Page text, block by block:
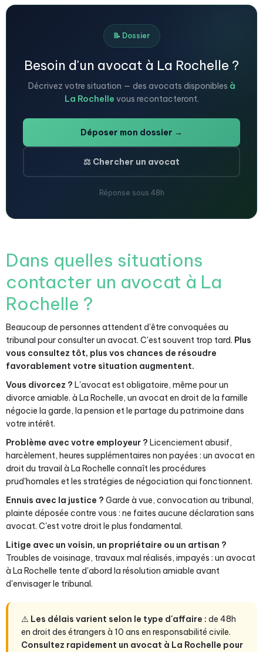
📝 Dossier
Besoin d'un avocat à La Rochelle ?
Décrivez votre situation — des avocats disponibles à
La Rochelle vous recontacteront.
Déposer mon dossier →
⚖️ Chercher un avocat
Réponse sous 48h
Dans quelles situations
contacter un avocat à La
Rochelle ?
Beaucoup de personnes attendent d'être convoquées au
tribunal pour consulter un avocat. C'est souvent trop tard. Plus
vous consultez tôt, plus vos chances de résoudre
favorablement votre situation augmentent.
Vous divorcez ? L'avocat est obligatoire, même pour un
divorce amiable. à La Rochelle, un avocat en droit de la famille
négocie la garde, la pension et le partage du patrimoine dans
votre intérêt.
Problème avec votre employeur ? Licenciement abusif,
harcèlement, heures supplémentaires non payées : un avocat en
droit du travail à La Rochelle connaît les procédures
prud'homales et les stratégies de négociation qui fonctionnent.
Ennuis avec la justice ? Garde à vue, convocation au tribunal,
plainte déposée contre vous : ne faites aucune déclaration sans
avocat. C'est votre droit le plus fondamental.
Litige avec un voisin, un propriétaire ou un artisan ?
Troubles de voisinage, travaux mal réalisés, impayés : un avocat
à La Rochelle tente d'abord la résolution amiable avant
d'envisager le tribunal.
⚠️ Les délais varient selon le type d'affaire : de 48h
en droit des étrangers à 10 ans en responsabilité civile.
Consultez rapidement un avocat à La Rochelle pour